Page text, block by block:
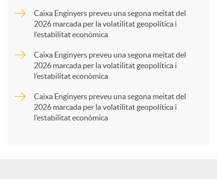
a
Caixa Enginyers preveu una segona meitat del
2026 marcada per la volatilitat geopolítica i
l’estabilitat econòmica
Caixa Enginyers preveu una segona meitat del
2026 marcada per la volatilitat geopolítica i
l’estabilitat econòmica
Caixa Enginyers preveu una segona meitat del
2026 marcada per la volatilitat geopolítica i
l’estabilitat econòmica